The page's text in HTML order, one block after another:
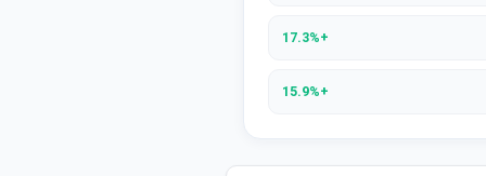
+17.3%
+15.9%